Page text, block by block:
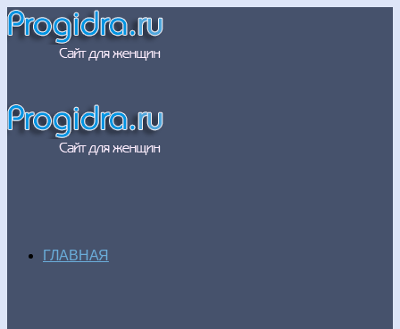
ГЛАВНАЯ